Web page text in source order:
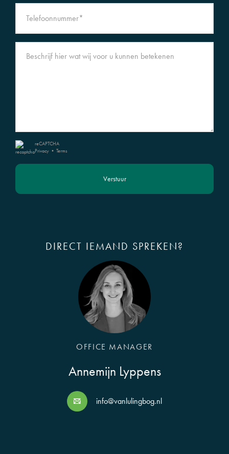
reCAPTCHA
Privacy • Terms
Verstuur
DIRECT IEMAND SPREKEN?
OFFICE MANAGER
Annemijn Lyppens
info@vanlulingbog.nl